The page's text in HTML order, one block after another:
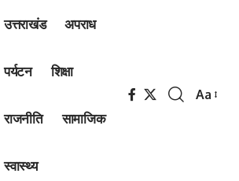
उत्तराखंड अपराध
पर्यटन शिक्षा
राजनीति सामाजिक
स्वास्थ्य
Font
Aa